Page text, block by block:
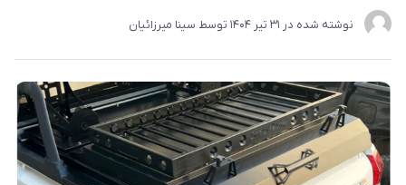
نوشته شده در 31 تير 1404 توسط سینا میرزائیان